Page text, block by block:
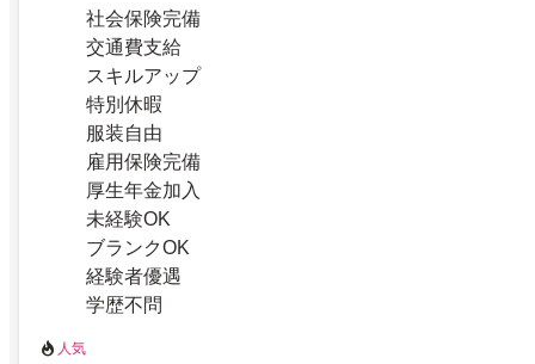
社会保険完備
交通費支給
スキルアップ
特別休暇
服装自由
雇用保険完備
厚生年金加入
未経験OK
ブランクOK
経験者優遇
学歴不問
人気